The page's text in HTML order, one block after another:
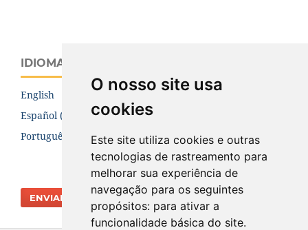
O nosso site usa
cookies
Este site utiliza cookies e outras
tecnologias de rastreamento para
melhorar sua experiência de
navegação para os seguintes
propósitos: para ativar a
funcionalidade básica do site.
IDIOMA
English
Español (España)
Português (Brasil)
ENVIAR SUBMISSÃO